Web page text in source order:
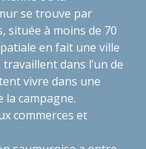
se trouve par
située à moins de 70
en fait une ville
dans l’un de
vivre dans une
la campagne.
commerces et